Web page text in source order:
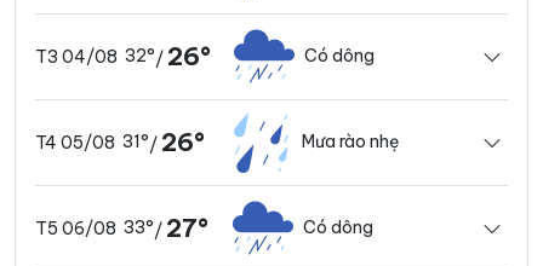
T3 04/08 32°/ 26° Có dông
T4 05/08 31°/ 26° Mưa rào nhẹ
T5 06/08 33°/ 27° Có dông